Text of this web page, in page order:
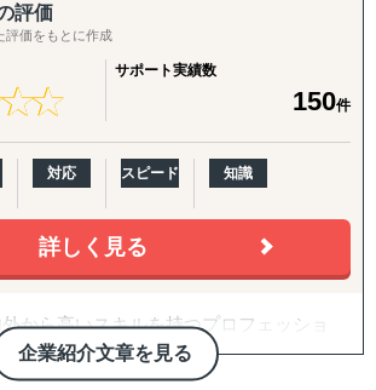
追加）、登録工場の追加
な物流体制の構築、現地在庫セットアッ
市場調査・参加・企業面談・ブース出展
ポップアップイベントの企画運用、商談
続、契約締結アドバイス・交渉支援（売
評価
価をもとに作成
★★
★★
サポート実績数
150件
対応 スピード 知識
詳しく見る
企業紹介文章を見る
から高いスキルを持つプロフェッショ
生まれのエージェンシーです。
性のあるユニークなチームで、日本の見